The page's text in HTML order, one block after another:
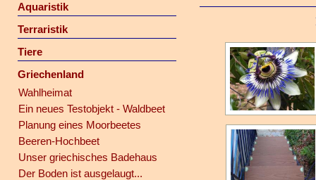
Aquaristik
Terraristik
Tiere
Griechenland
Wahlheimat
Ein neues Testobjekt - Waldbeet
Planung eines Moorbeetes
Beeren-Hochbeet
Unser griechisches Badehaus
Der Boden ist ausgelaugt...